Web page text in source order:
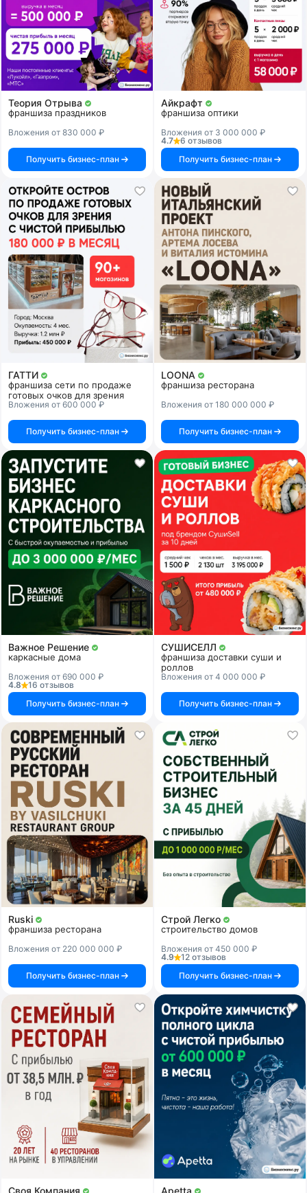
Теория Отрыва
франшиза праздников
Вложения от 830 000 ₽
Получить бизнес-план
Айкрафт
франшиза оптики
Вложения от 3 000 000 ₽
4.7
6 отзывов
Получить бизнес-план
ГАТТИ
франшиза сети по продаже
готовых очков для зрения
Вложения от 600 000 ₽
Получить бизнес-план
LOONA
франшиза ресторана
Вложения от 180 000 000 ₽
Получить бизнес-план
Важное Решение
каркасные дома
Вложения от 690 000 ₽
4.8
16 отзывов
Получить бизнес-план
СУШИСЕЛЛ
франшиза доставки суши и
роллов
Вложения от 4 000 000 ₽
Получить бизнес-план
Ruski
франшиза ресторана
Вложения от 220 000 000 ₽
Получить бизнес-план
Строй Легко
строительство домов
Вложения от 450 000 ₽
4.9
12 отзывов
Получить бизнес-план